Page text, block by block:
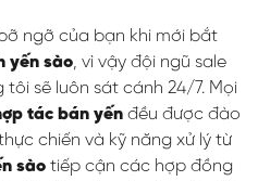
ngỡ của bạn khi mới bắt
yến sào, vì vậy đội ngũ sale
sẽ luôn sát cánh 24/7. Mọi
tác bán yến đều được đào
chiến và kỹ năng xử lý từ
sào tiếp cận các hợp đồng